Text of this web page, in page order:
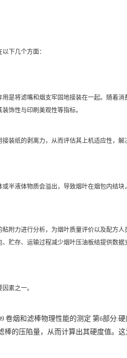
下几个方面：
是将滤嘴和烟支牢固地接装在一起。随着
饰性与印刷美观性等指标。
装纸的剥离力，从而评估其上机适应性，解
半液体物质会溢出，导致烟叶在烟包内结
附力进行分析，为烟叶质量评价以及配方
贮存、运输过程减少烟叶压油板结提供数据
素之一。
卷烟和滤棒物理性能的测定 第6部分:硬
棒的压陷量，从而计算出其硬度值。